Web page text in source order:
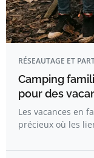
RÉSEAUTAGE ET
Camping
pour des
Les vacances en
précieux où les